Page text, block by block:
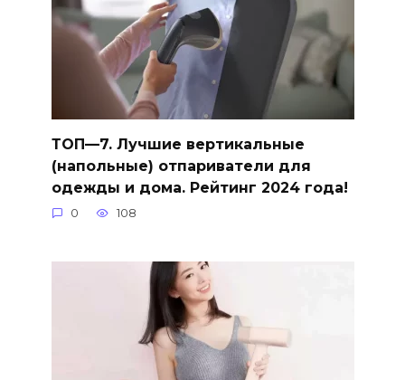
ТОП—7. Лучшие вертикальные
(напольные) отпариватели для
одежды и дома. Рейтинг 2024 года!
0 108